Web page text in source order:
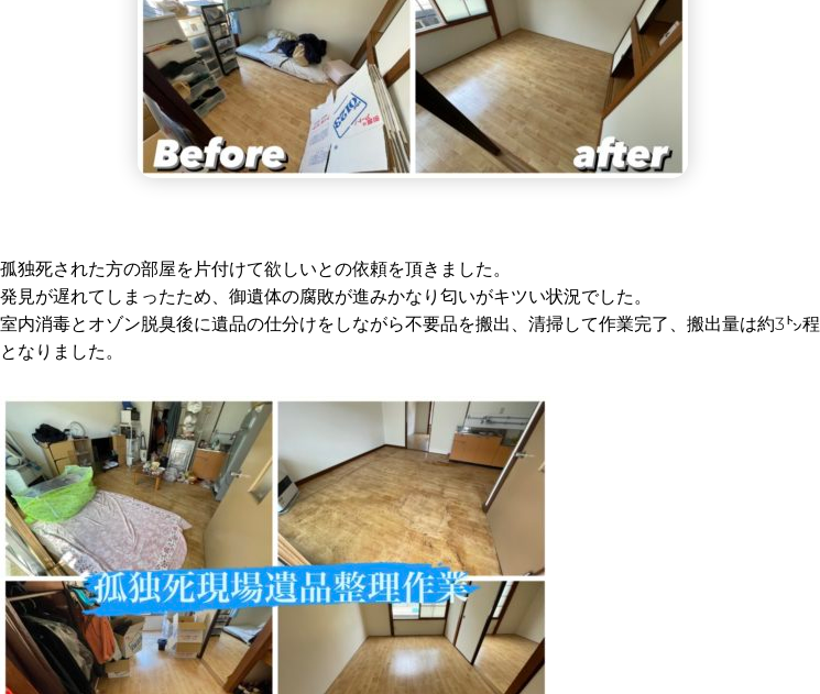
孤独死された方の部屋を片付けて欲しいとの依頼を頂きました。
発見が遅れてしまったため、御遺体の腐敗が進みかなり匂いがキツい状況でした。
室内消毒とオゾン脱臭後に遺品の仕分けをしながら不要品を搬出、清掃して作業完了、搬出量は約3㌧程
となりました。